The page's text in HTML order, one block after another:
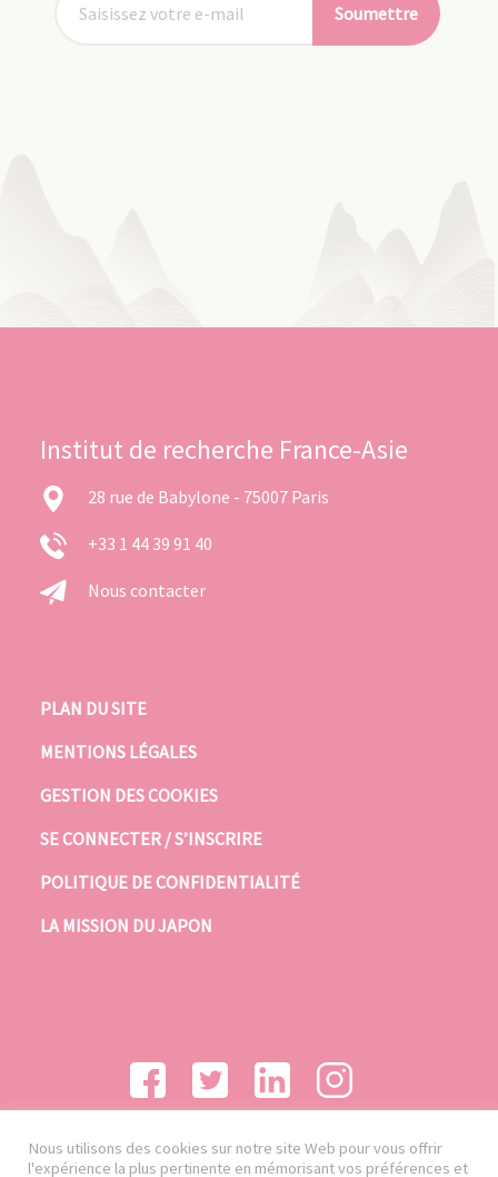
Soumettre
Institut de recherche France-Asie
28 rue de Babylone - 75007 Paris
+33 1 44 39 91 40
Nous contacter
PLAN DU SITE
MENTIONS LÉGALES
GESTION DES COOKIES
SE CONNECTER / S’INSCRIRE
POLITIQUE DE CONFIDENTIALITÉ
LA MISSION DU JAPON
Nous utilisons des cookies sur notre site Web pour vous offrir
l'expérience la plus pertinente en mémorisant vos préférences et